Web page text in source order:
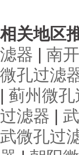
相关地区
滤器 | 南
微孔过滤
| 蓟州微孔
过滤器 |
武微孔过